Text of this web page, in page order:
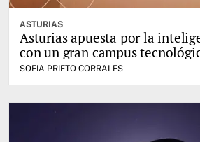
ASTURIAS
Asturias apuesta por la
con un gran campus
SOFIA PRIETO CORRALES